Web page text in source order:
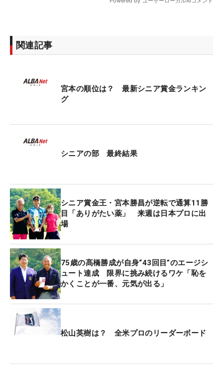
関連記事
宮本の順位は？ 最新シニア賞金ランキン
グ
シニアの部 最終結果
シニア賞金王・宮本勝昌が逆転で通算11勝
目「ありがたい薬」 来週は日本プロに出
場
75歳の髙橋勝成が自身“43回目”のエージシ
ュート達成 限界に挑み続けるワケ「恥を
かくことが一番、元気が出る」
松山英樹は？ 全米プロのリーダーボード